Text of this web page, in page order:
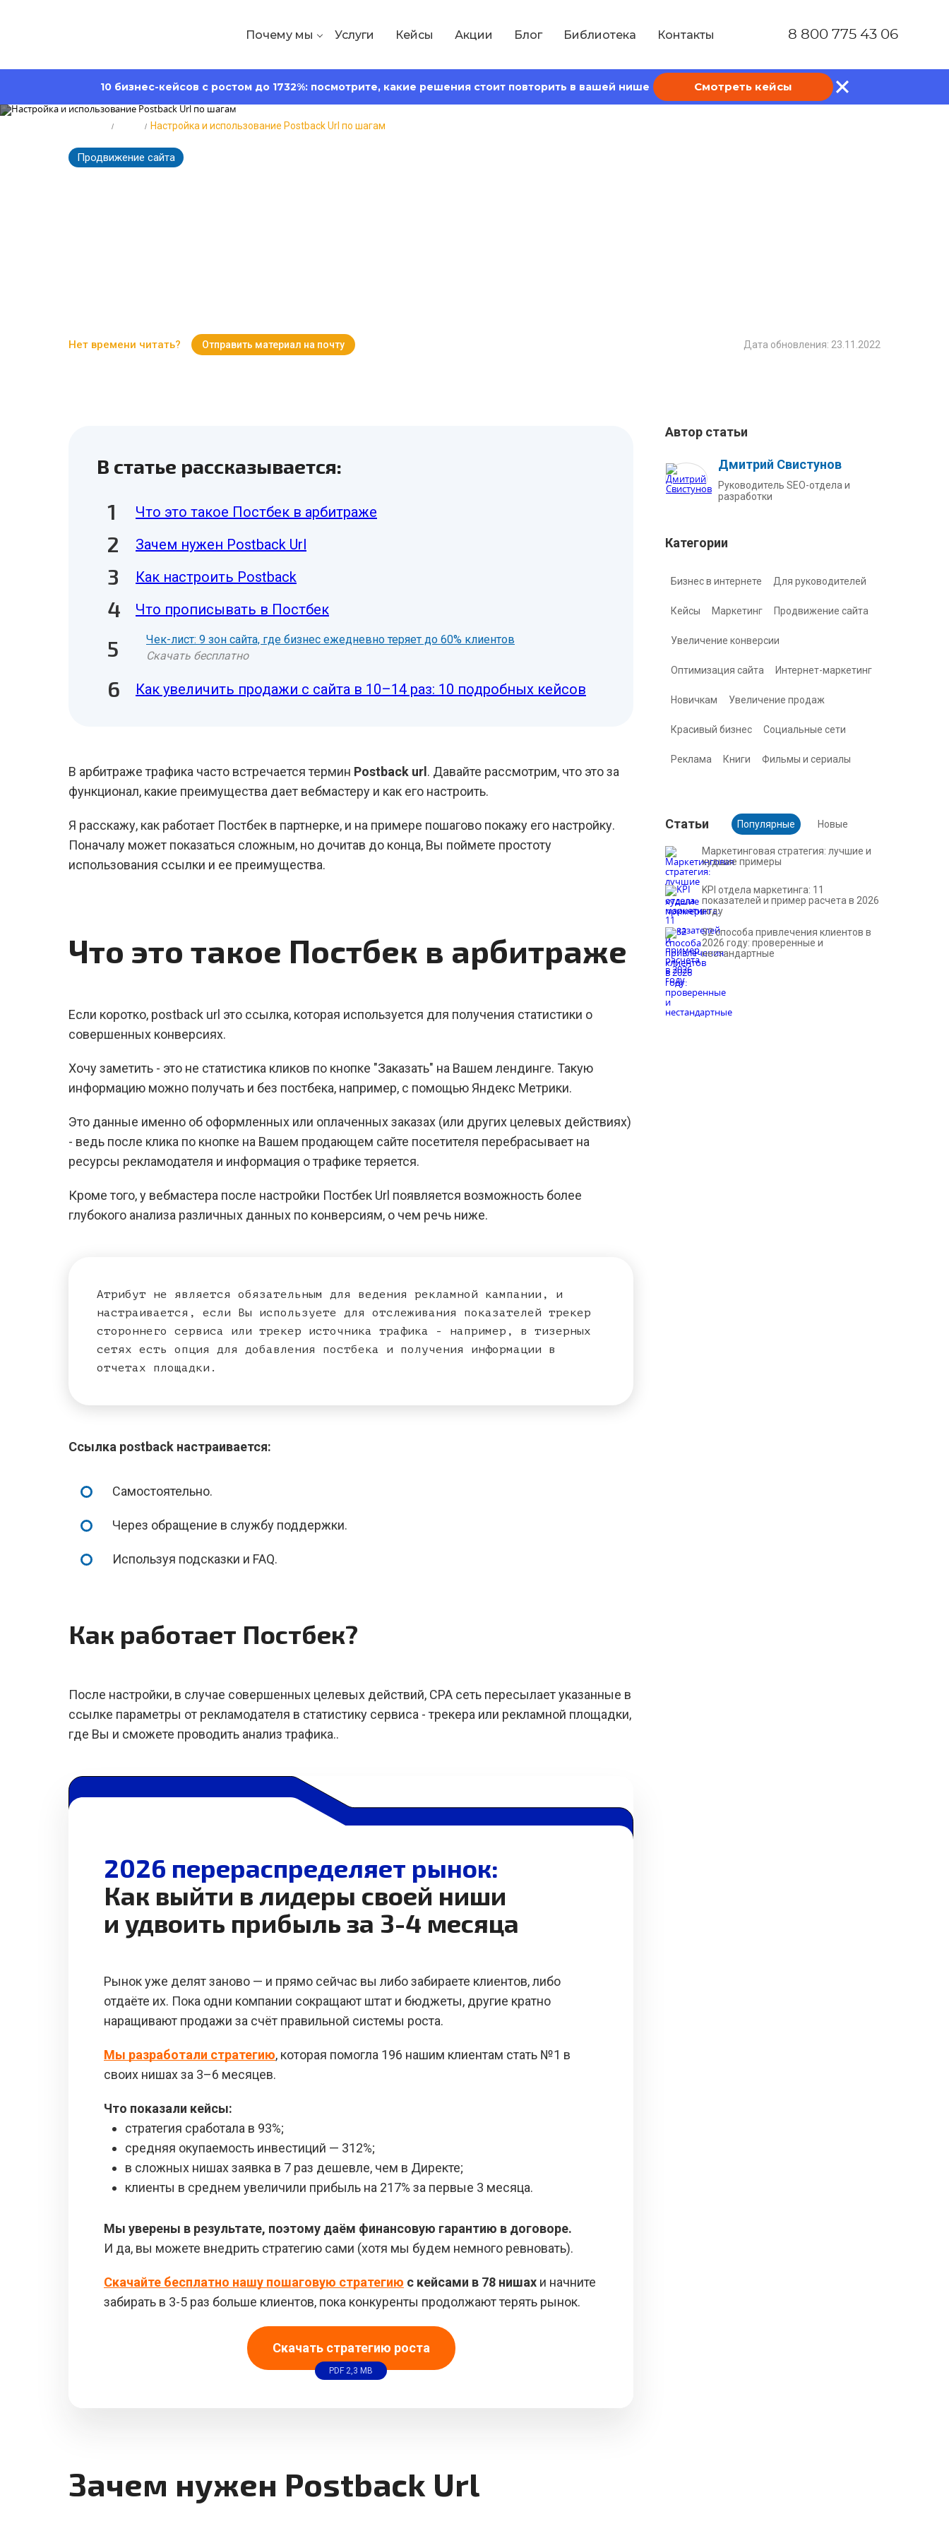
Почему мы Услуги Кейсы Акции Блог Библиотека Контакты 8 800 775 43 06
10 бизнес-кейсов с ростом до 1732%: посмотрите, какие решения стоит повторить в вашей нише Смотреть кейсы
Настройка и использование Postback Url по шагам
Продвижение сайта
Нет времени читать? Отправить материал на почту Дата обновления: 23.11.2022
В статье рассказывается:
Что это такое Постбек в арбитраже
Зачем нужен Postback Url
Как настроить Postback
Что прописывать в Постбек
Чек-лист: 9 зон сайта, где бизнес ежедневно теряет до 60% клиентов
Скачать бесплатно
Как увеличить продажи с сайта в 10–14 раз: 10 подробных кейсов
В арбитраже трафика часто встречается термин Postback url . Давайте рассмотрим, что это за
функционал, какие преимущества дает вебмастеру и как его настроить.
Я расскажу, как работает Постбек в партнерке, и на примере пошагово покажу его настройку.
Поначалу может показаться сложным, но дочитав до конца, Вы поймете простоту
использования ссылки и ее преимущества.
Что это такое Постбек в арбитраже
Если коротко, postback url это ссылка, которая используется для получения статистики о
совершенных конверсиях.
Хочу заметить - это не статистика кликов по кнопке "Заказать" на Вашем лендинге. Такую
информацию можно получать и без постбека, например, с помощью Яндекс Метрики.
Это данные именно об оформленных или оплаченных заказах (или других целевых действиях)
- ведь после клика по кнопке на Вашем продающем сайте посетителя перебрасывает на
ресурсы рекламодателя и информация о трафике теряется.
Кроме того, у вебмастера после настройки Постбек Url появляется возможность более
глубокого анализа различных данных по конверсиям, о чем речь ниже.
Атрибут не является обязательным для ведения рекламной кампании, и
настраивается, если Вы используете для отслеживания показателей трекер
стороннего сервиса или трекер источника трафика - например, в тизерных
сетях есть опция для добавления постбека и получения информации в
отчетах площадки.
Ссылка postback настраивается:
Самостоятельно.
Через обращение в службу поддержки.
Используя подсказки и FAQ.
Как работает Постбек?
После настройки, в случае совершенных целевых действий, CPA сеть пересылает указанные в
ссылке параметры от рекламодателя в статистику сервиса - трекера или рекламной площадки,
где Вы и сможете проводить анализ трафика..
2026 перераспределяет рынок:
Как выйти в лидеры своей ниши
и удвоить прибыль за 3-4 месяца
Рынок уже делят заново — и прямо сейчас вы либо забираете клиентов, либо
отдаёте их. Пока одни компании сокращают штат и бюджеты, другие кратно
наращивают продажи за счёт правильной системы роста.
Мы разработали стратегию, которая помогла 196 нашим клиентам стать №1 в
своих нишах за 3–6 месяцев.
Что показали кейсы:
стратегия сработала в 93%;
средняя окупаемость инвестиций — 312%;
в сложных нишах заявка в 7 раз дешевле, чем в Директе;
клиенты в среднем увеличили прибыль на 217% за первые 3 месяца.
Мы уверены в результате, поэтому даём финансовую гарантию в договоре.
И да, вы можете внедрить стратегию сами (хотя мы будем немного ревновать).
Скачайте бесплатно нашу пошаговую стратегию с кейсами в 78 нишах и начните
забирать в 3-5 раз больше клиентов, пока конкуренты продолжают терять рынок.
Скачать стратегию роста
PDF 2,3 MB
Зачем нужен Postback Url
Автор статьи
Дмитрий Свистунов
Руководитель SEO-отдела и
разработки
Категории
Бизнес в интернете Для руководителей
Кейсы Маркетинг Продвижение сайта
Увеличение конверсии
Оптимизация сайта Интернет-маркетинг
Новичкам Увеличение продаж
Красивый бизнес Социальные сети
Реклама Книги Фильмы и сериалы
Cтатьи Популярные Новые
Маркетинговая стратегия: лучшие и
худшие примеры
KPI отдела маркетинга: 11
показателей и пример расчета в 2026
году
32 способа привлечения клиентов в
2026 году: проверенные и
нестандартные